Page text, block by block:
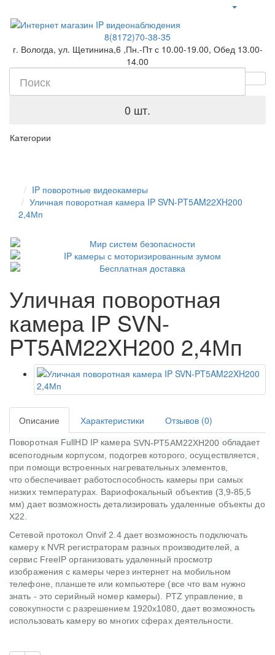
8(8172)70-38-35
г. Вологда, ул. Щетинина,6 ,Пн.-Пт с 10.00-19.00, Обед 13.00-
14.00
0 шт.
Категории
IP поворотные видеокамеры
Уличная поворотная камера IP SVN-PT5AM22XH200
2,4Мп
Уличная поворотная
камера IP SVN-
PT5AM22XH200 2,4Мп
Описание Характеристики Отзывов (0)
Поворотная FullHD IP камера SVN-PT5AM22XH200 обладает
всепогодным корпусом, подогрев которого, осуществляется,
при помощи встроенных нагревательных элементов,
что обеспечивает работоспособность камеры при самых
низких температурах. Вариофокальный объектив (3,9-85,5
мм) дает возможность детализировать удаленные объекты до
X22.
Сетевой протокол Onvif 2.4 дает возможность подключать
камеру к NVR регистраторам разных производителей, а
сервис FreeIP организовать удаленный просмотр
изображения с камеры через интернет на мобильном
телефоне, планшете или компьютере (все что вам нужно
знать - это серийный номер камеры). PTZ управление, в
совокупности с разрешением 1920х1080, дает возможность
использовать камеру во многих сферах деятельности.